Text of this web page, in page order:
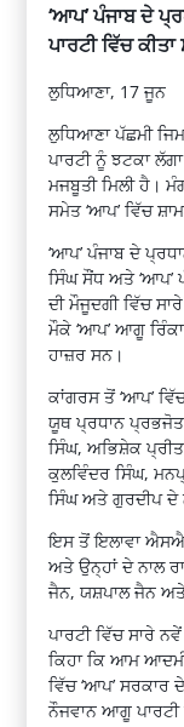
‘ਆਪ’ ਪੰਜਾਬ ਦੇ
ਪਾਰਟੀ ਵਿੱਚ
ਲੁਧਿਆਣਾ, 17 ਜੂਨ
ਲੁਧਿਆਣਾ ਪੱਛਮੀ
ਪਾਰਟੀ ਨੂੰ ਝਟਕਾ
ਮਜਬੂਤੀ ਮਿਲੀ ਹੈ।
ਸਮੇਤ ‘ਆਪ’ ਵਿੱਚ
‘ਆਪ’ ਪੰਜਾਬ ਦੇ
ਸਿੰਘ ਸੌਂਧ ਅਤੇ ‘ਆਪ’
ਦੀ ਮੌਜੂਦਗੀ ਵਿੱਚ
ਮੌਕੇ ‘ਆਪ’ ਆਗੂ
ਹਾਜ਼ਰ ਸਨ।
ਕਾਂਗਰਸ ਤੋਂ ‘ਆਪ’
ਯੂਥ ਪ੍ਰਧਾਨ
ਸਿੰਘ, ਅਭਿਸ਼ੇਕ
ਕੁਲਵਿੰਦਰ ਸਿੰਘ,
ਸਿੰਘ ਅਤੇ ਗੁਰਦੀਪ ਦੇ
ਇਸ ਤੋਂ ਇਲਾਵਾ
ਅਤੇ ਉਨ੍ਹਾਂ ਦੇ ਨਾਲ
ਜੈਨ, ਯਸ਼ਪਾਲ ਜੈਨ
ਪਾਰਟੀ ਵਿੱਚ ਸਾਰੇ
ਕਿਹਾ ਕਿ ਆਮ
ਵਿੱਚ ‘ਆਪ’ ਸਰਕਾਰ
ਨੌਜਵਾਨ ਆਗੂ